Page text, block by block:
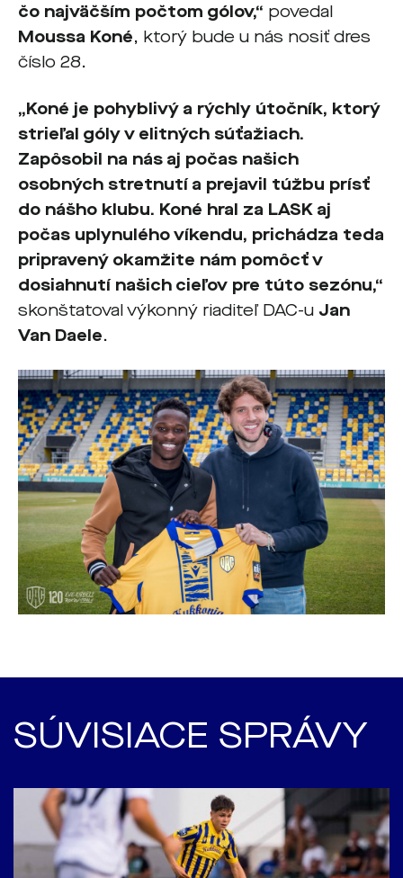
čo najväčším počtom gólov,“ povedal
Moussa Koné, ktorý bude u nás nosiť dres
číslo 28.
„Koné je pohyblivý a rýchly útočník, ktorý
strieľal góly v elitných súťažiach.
Zapôsobil na nás aj počas našich
osobných stretnutí a prejavil túžbu prísť
do nášho klubu. Koné hral za LASK aj
počas uplynulého víkendu, prichádza teda
pripravený okamžite nám pomôcť v
dosiahnutí našich cieľov pre túto sezónu,“
skonštatoval výkonný riaditeľ DAC-u Jan
Van Daele.
SÚVISIACE SPRÁVY